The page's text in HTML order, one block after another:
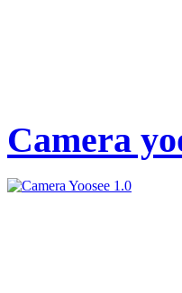
Camera